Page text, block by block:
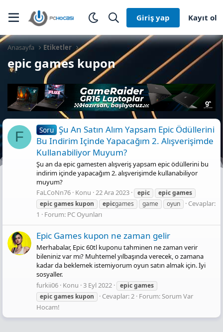
Giriş yap Kayıt ol
Anasayfa Etiketler
epic games kupon
F Soru Şu An Satın Alım Yapsam Epic Ödüllerini
Bu Indirim Içinde Yapacağım 2. Alışverişimde
Kullanabiliyor Muyum?
Şu an da epic gamesten alışveriş yapsam epic ödüllerini bu
indirim içinde yapacağım 2. alışverişimde kullanabiliyor
muyum?
FaLCoNn76 Konu 22 Ara 2023 epic epicgames
epicgames kupon epicgames game oyun
Cevaplar:
1
Forum: PC Oyunları
Epic Games kupon ne zaman gelir
Merhabalar, Epic 60tl kuponu tahminen ne zaman verir
bileniniz var mı? Muhtemel yılbaşında verecek, o zamana
kadar da beklemek istemiyorum oyun satın almak için. İyi
sosyaller.
furkii06 Konu 3 Eyl 2022 epicgames
epicgames kupon Cevaplar: 2 Forum:Sorum Var
Hocam!